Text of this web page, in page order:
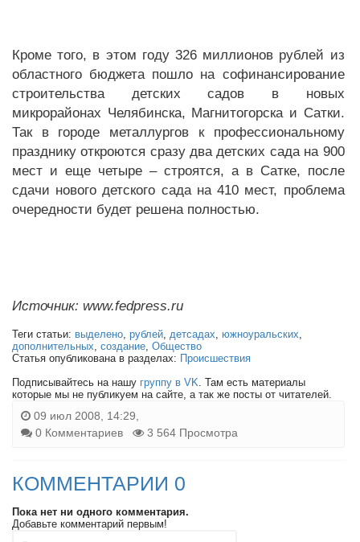
Кроме того, в этом году 326 миллионов рублей из
областного бюджета пошло на софинансирование
строительства детских садов в новых
микрорайонах Челябинска, Магнитогорска и Сатки.
Так в городе металлургов к профессиональному
празднику откроются сразу два детских сада на 900
мест и еще четыре – строятся, а в Сатке, после
сдачи нового детского сада на 410 мест, проблема
очередности будет решена полностью.
Источник: www.fedpress.ru
Теги статьи: выделено, рублей, детсадах, южноуральских,
дополнительных, создание, Общество
Статья опубликована в разделах: Происшествия
Подписывайтесь на нашу группу в VK. Там есть материалы
которые мы не публикуем на сайте, а так же посты от читателей.
09 июл 2008, 14:29,
0 Комментариев
3 564 Просмотра
КОММЕНТАРИИ 0
Пока нет ни одного комментария.
Добавьте комментарий первым!